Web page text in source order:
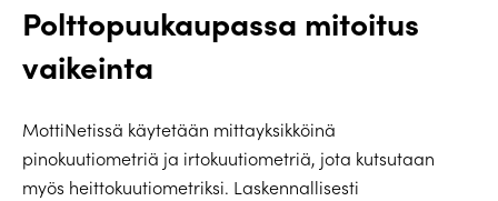
Polttopuukaupassa mitoitus
vaikeinta
MottiNetissä käytetään mittayksikköinä
pinokuutiometriä ja irtokuutiometriä, jota kutsutaan
myös heittokuutiometriksi. Laskennallisesti